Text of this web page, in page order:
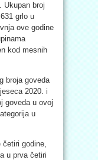
Ukupan broj
grlo u
ove godine
kod mesnih
broja goveda
2020. i
goveda u ovoj
u
četiri godine,
u prva četiri